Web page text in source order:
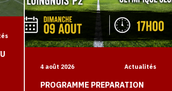
4 août 2026 Actualités
PROGRAMME PREPARATION